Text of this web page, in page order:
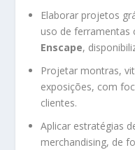
Elaborar projetos
uso de
Enscape,
Projetar montras,
exposições, com
clientes.
Aplicar estratégias
merchandising, de